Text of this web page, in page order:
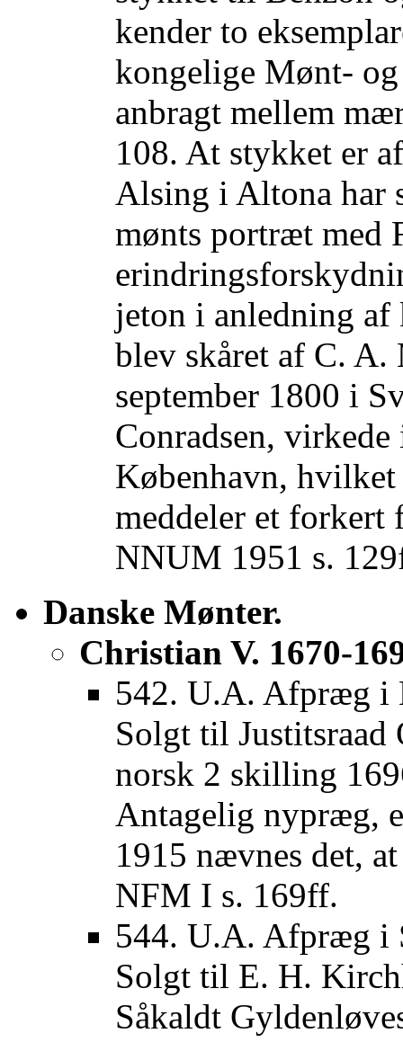
kender to
kongelige Mønt-
anbragt mellem
108. At stykket er
Alsing i Altona har
mønts portræt med
jeton i anledning af
blev skåret af C.
september 1800 i
Conradsen,
København,
meddeler et forkert
NNUM 1951 s.
Danske Mønter.
Christian V. 1670-
542. U.A. Afpræg i
Solgt til Justitsraad
norsk 2 skilling
Antagelig nypræg,
1915 nævnes det,
NFM I s. 169ff.
544. U.A. Afpræg i
Solgt til E. H.
Såkaldt